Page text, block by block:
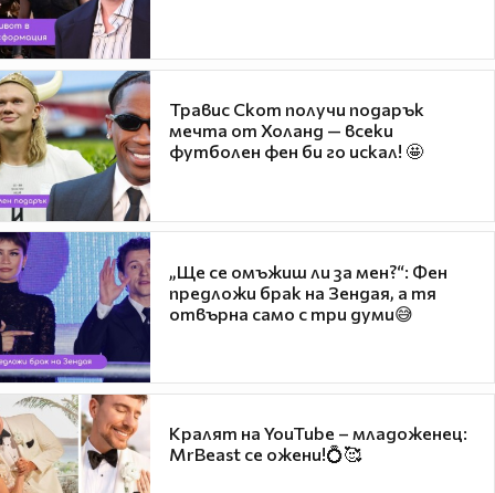
Травис Скот получи подарък
мечта от Холанд — всеки
футболен фен би го искал! 🤩
„Ще се омъжиш ли за мен?“: Фен
предложи брак на Зендая, а тя
отвърна само с три думи😅
Кралят на YouTube – младоженец:
MrBeast се ожени!💍🥰